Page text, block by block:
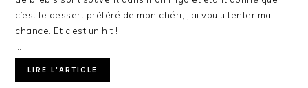
c’est le dessert préféré de mon chéri, j’ai voulu tenter ma
chance. Et c’est un hit !
LIRE L'ARTICLE